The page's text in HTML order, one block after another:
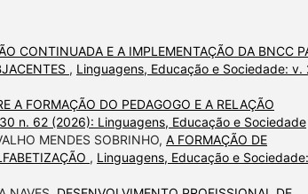
CONTINUADA E A IMPLEMENTAÇÃO DA BNCC
, Linguagens, Educação e Sociedade: v.
A FORMAÇÃO DO PEDAGOGO E A RELAÇÃO
n. 62 (2026): Linguagens, Educação e Sociedade
MENDES SOBRINHO, A FORMAÇÃO DE
, Linguagens, Educação e